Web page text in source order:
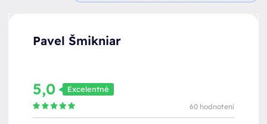
Pavel Šmikniar
5,0 Excelentné
60 hodnotení